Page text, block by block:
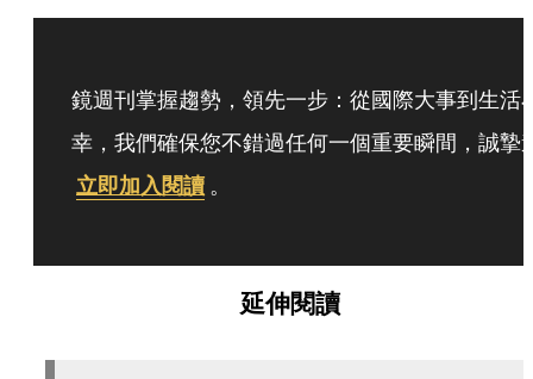
鏡週刊掌握趨勢，領先一步：從國際大事到生活
幸，我們確保您不錯過任何一個重要瞬間，誠摯
立即加入閱讀 。
延伸閱讀